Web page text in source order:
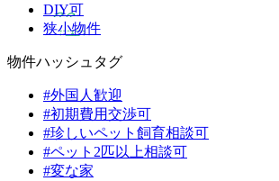
DIY可
狭小物件
物件ハッシュタグ
#外国人歓迎
#初期費用交渉可
#珍しいペット飼育相談可
#ペット2匹以上相談可
#変な家